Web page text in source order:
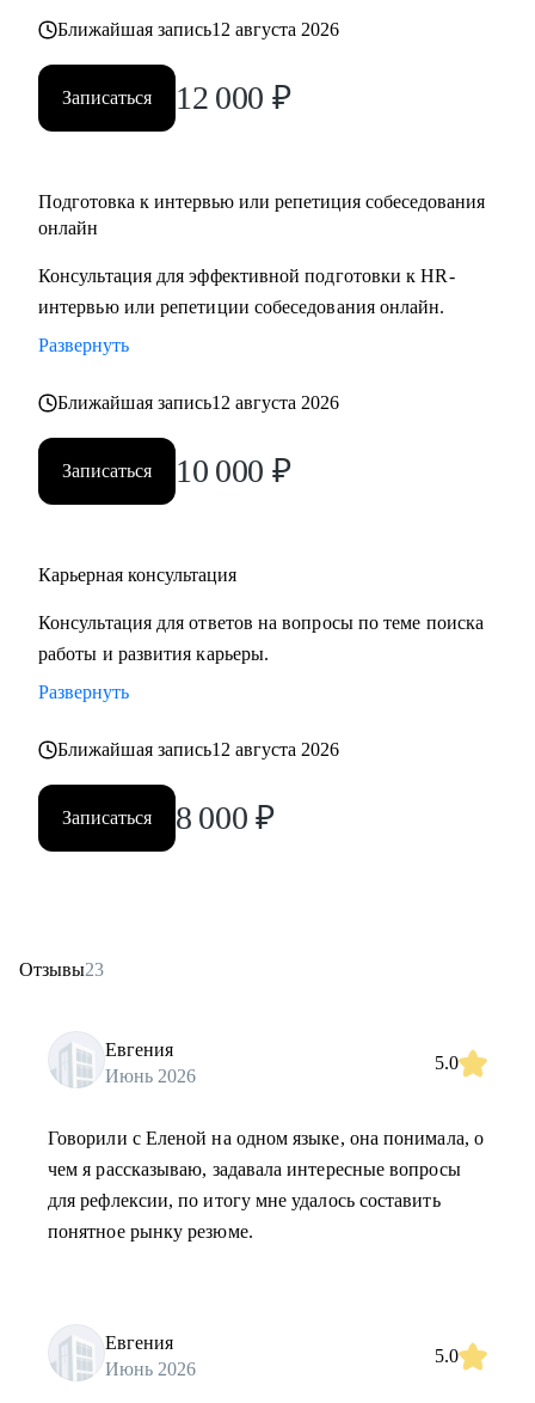
Ближайшая запись12 августа 2026
Записаться 12 000 ₽
Подготовка к интервью или репетиция собеседования
онлайн
Консультация для эффективной подготовки к HR-
интервью или репетиции собеседования онлайн.
Развернуть
Ближайшая запись12 августа 2026
Записаться 10 000 ₽
Карьерная консультация
Консультация для ответов на вопросы по теме поиска
работы и развития карьеры.
Развернуть
Ближайшая запись12 августа 2026
Записаться 8 000 ₽
Отзывы23
Евгения
Июнь 2026
5.0
Говорили с Еленой на одном языке, она понимала, о
чем я рассказываю, задавала интересные вопросы
для рефлексии, по итогу мне удалось составить
понятное рынку резюме.
Евгения
Июнь 2026
5.0